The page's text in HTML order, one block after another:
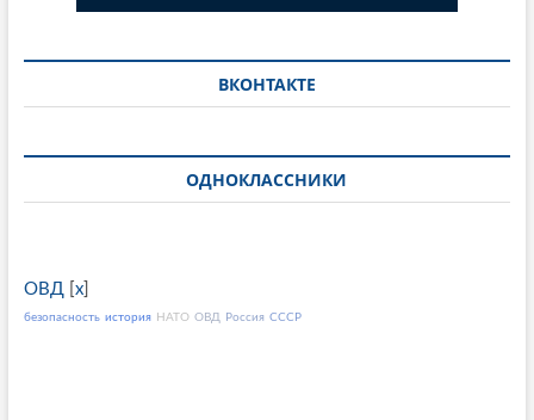
ВКОНТАКТЕ
ОДНОКЛАССНИКИ
ОВД x]
безопасность история НАТО ОВД Россия СССР